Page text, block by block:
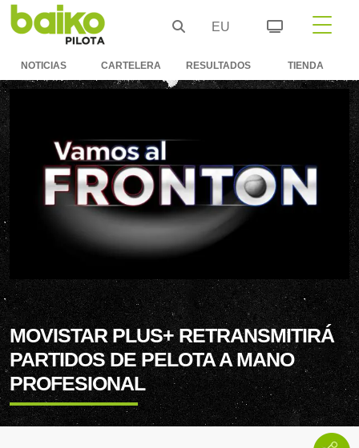
EU
NOTICIAS CARTELERA RESULTADOS TIENDA
MOVISTAR PLUS+ RETRANSMITIRÁ
PARTIDOS DE PELOTA A MANO
PROFESIONAL